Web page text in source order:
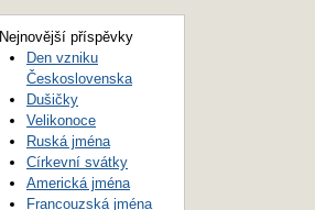
Nejnovější příspěvky
Den vzniku
Československa
Dušičky
Velikonoce
Ruská jména
Církevní svátky
Americká jména
Francouzská jména